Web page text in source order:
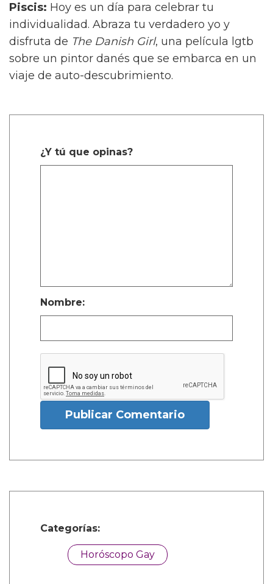
Piscis: Hoy es un día para celebrar tu
individualidad. Abraza tu verdadero yo y
disfruta de The Danish Girl, una película lgtb
sobre un pintor danés que se embarca en un
viaje de auto-descubrimiento.
¿Y tú que opinas?
Nombre:
Publicar Comentario
Categorías:
Horóscopo Gay